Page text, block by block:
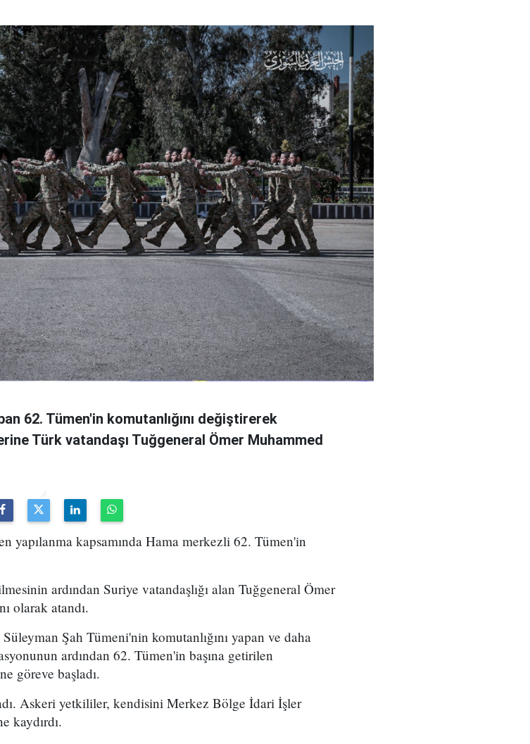
62. Tümen'in komutanlığını değiştirerek
Türk vatandaşı Tuğgeneral Ömer Muhammed
yapılanma kapsamında Hama merkezli 62. Tümen'in
ardından Suriye vatandaşlığı alan Tuğgeneral Ömer
olarak atandı.
Şah Tümeni'nin komutanlığını yapan ve daha
ardından 62. Tümen'in başına getirilen
göreve başladı.
Askeri yetkililer, kendisini Merkez Bölge İdari İşler
kaydırdı.